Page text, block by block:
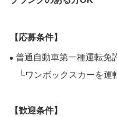
【応募条件】
普通自動車第一種運転免
└ワンボックスカーを運
【歓迎条件】